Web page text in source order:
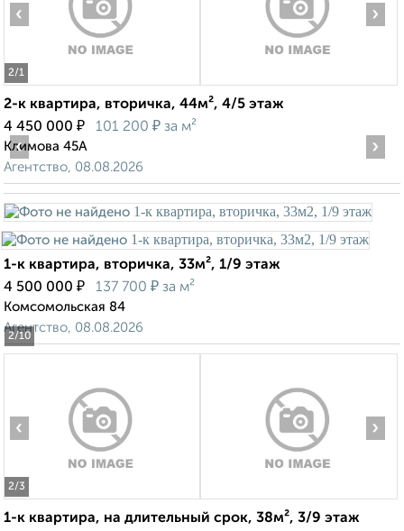
2/1
‹ ›
2-к квартира, вторичка, 44м², 4/5 этаж
4 450 000 ₽ 101 200 ₽ за м²
Климова 45А
Агентство, 08.08.2026
2/10
‹ ›
1-к квартира, вторичка, 33м², 1/9 этаж
4 500 000 ₽ 137 700 ₽ за м²
Комсомольская 84
Агентство, 08.08.2026
2/3
‹ ›
1-к квартира, на длительный срок, 38м², 3/9 этаж